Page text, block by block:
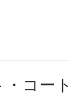
コート